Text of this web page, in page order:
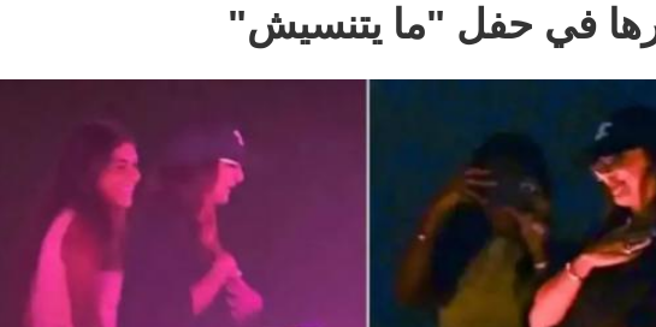
في حفل "ما يتنسيش"